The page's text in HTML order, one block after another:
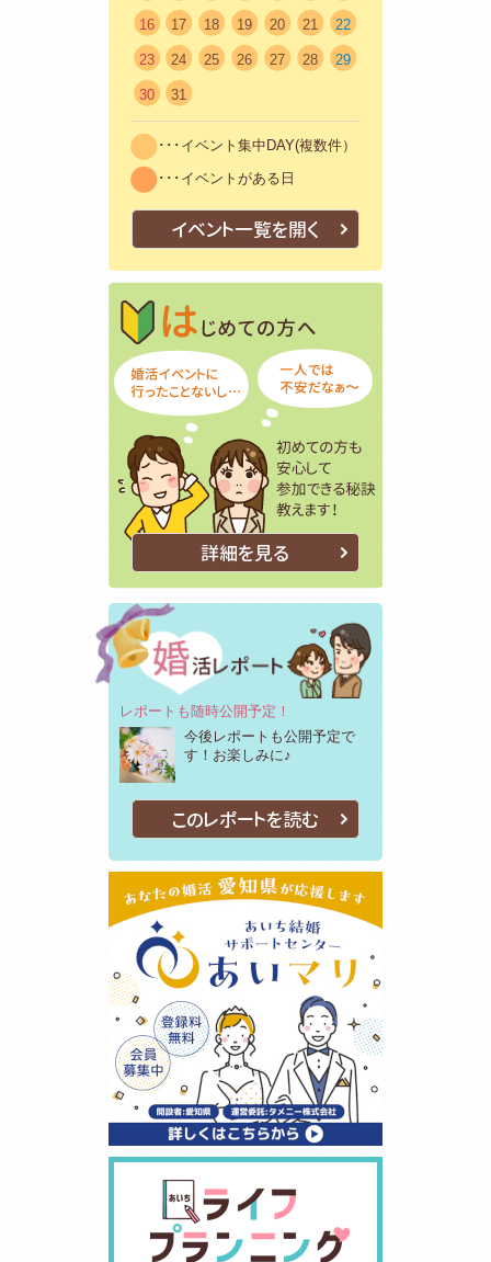
16 17 18 19 20 21 22
23 24 25 26 27 28 29
30 31
･･･イベント集中DAY(複数件）
･･･イベントがある日
イベント一覧を開く
はじめての方
詳細を見る
レポートも随時公開予定！
今後レポートも公開予定で
す！お楽しみに♪
このレポートを読む